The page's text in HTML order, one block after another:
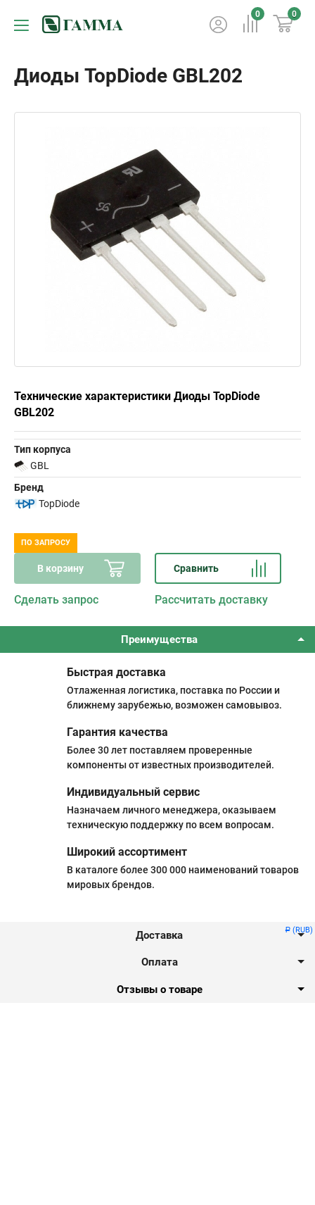
Р (RUB)
0 0
Диоды TopDiode GBL202
Технические характеристики Диоды TopDiode
GBL202
Тип корпуса
GBL
Бренд
TopDiode
ПО ЗАПРОСУ
В корзину Сравнить
Сделать запрос Рассчитать доставку
Преимущества
Быстрая доставка
Отлаженная логистика, поставка по России и
ближнему зарубежью, возможен самовывоз.
Гарантия качества
Более 30 лет поставляем проверенные
компоненты от известных производителей.
Индивидуальный сервис
Назначаем личного менеджера, оказываем
техническую поддержку по всем вопросам.
Широкий ассортимент
В каталоге более 300 000 наименований товаров
мировых брендов.
Доставка
Оплата
Отзывы о товаре